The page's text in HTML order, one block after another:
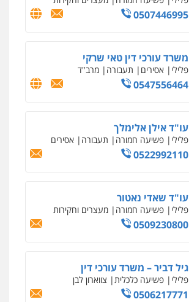
וחקירות
0544723840
עו"ד ראוף נג'אר
פלילי עורכי דין לענייני אסירים מעצרים
סמים רכוש
0548009246
דוד אפרים משרד עורכי דין
פלילי צווארון לבן מס הכנסה מע"מ
0506209859
עדי כרמלי – חברת עו"ד
פלילי כלכלי עורכי דין לענייני אסירים
0525060666
גיא זהבי משרד עורכי דין
פלילי משפחה
503456449